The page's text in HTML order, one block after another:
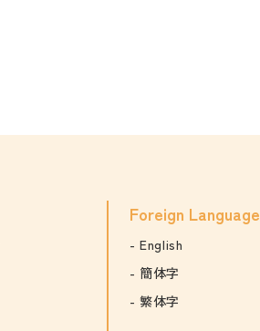
Foreign Language
English
簡体字
繁体字